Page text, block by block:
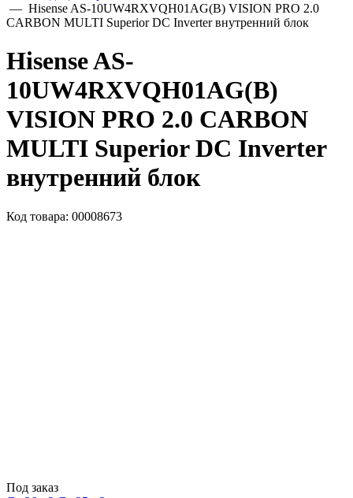
— Hisense AS-10UW4RXVQH01AG(B) VISION PRO 2.0
CARBON MULTI Superior DC Inverter внутренний блок
Hisense AS-
10UW4RXVQH01AG(B)
VISION PRO 2.0 CARBON
MULTI Superior DC Inverter
внутренний блок
Код товара: 00008673
Под заказ